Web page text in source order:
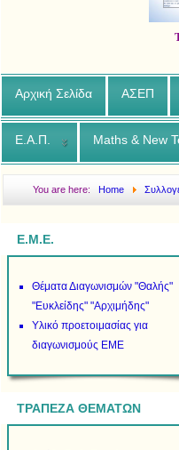
Αρχική Σελίδα ΑΣΕΠ
Ε.Α.Π. Maths & New
You are here:Home
5 - Φεβρουάριος 2020
Ε.Μ.Ε.
Θέματα Διαγωνισμών "Θαλής"
"Ευκλείδης" "Αρχιμήδης"
Υλικό προετοιμασίας για
διαγωνισμούς ΕΜΕ
ΤΡΑΠΕΖΑ ΘΕΜΑΤΩΝ